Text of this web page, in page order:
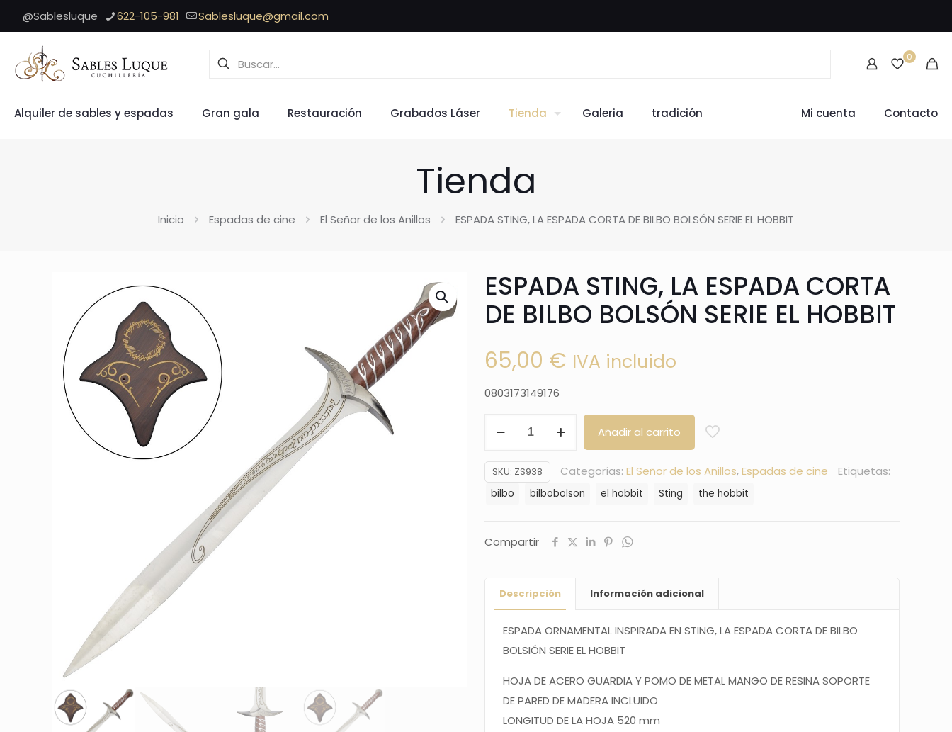
@Sablesluque 622-105-981 Sablesluque@gmail.com
0
Alquiler de sables y espadas Gran gala Restauración Grabados Láser Tienda Galeria tradición Mi cuenta Contacto
Tienda
Inicio Espadas de cine El Señor de los Anillos ESPADA STING, LA ESPADA CORTA DE BILBO BOLSÓN SERIE EL HOBBIT
ESPADA STING, LA ESPADA CORTA
DE BILBO BOLSÓN SERIE EL HOBBIT
65,00 € IVA incluido
0803173149176
LA
ESPADA
BILBO
Añadir al carrito
SKU: ZS938 Categorías: El Señor de los Anillos,Espadas de cine Etiquetas:
bilbo bilbobolson el hobbit Sting the hobbit
Compartir
Descripción Información adicional
ESPADA ORNAMENTALINSPIRADA EN STING, LA ESPADA CORTA DE BILBO
BOLSIÓNSERIE EL HOBBIT
HOJADE ACERO GUARDIAYPOMO DE METAL MANGODE RESINA SOPORTE
DE PARED DE MADERA INCLUIDO
LONGITUD DE LA HOJA 520 mm